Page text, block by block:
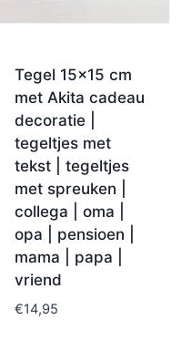
Tegel 15×15 cm
met Akita cadeau
decoratie |
tegeltjes met
tekst | tegeltjes
met spreuken |
collega | oma |
opa | pensioen |
mama | papa |
vriend
€14,95